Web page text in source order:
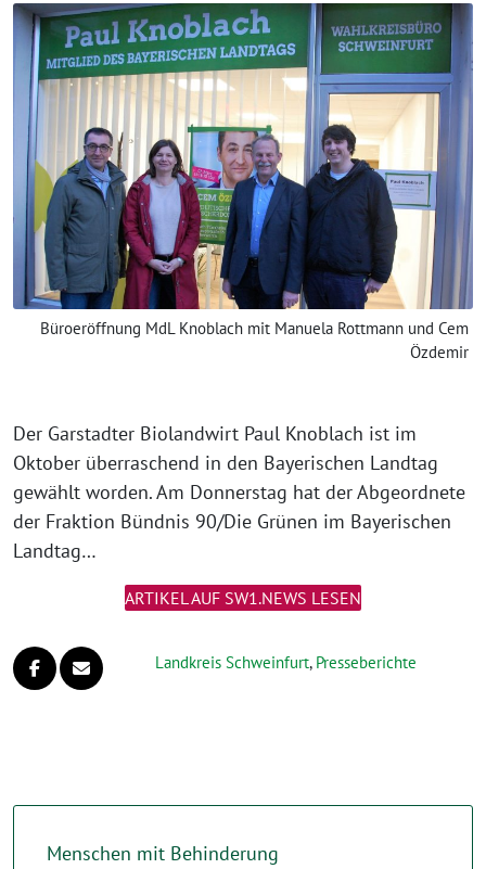
Büroeröffnung MdL Knoblach mit Manuela Rottmann und Cem
Özdemir
Der Garstadter Biolandwirt Paul Knoblach ist im
Oktober überraschend in den Bayerischen Landtag
gewählt worden. Am Donnerstag hat der Abgeordnete
der Fraktion Bündnis 90/Die Grünen im Bayerischen
Landtag…
ARTIKEL AUF SW1.NEWS LESEN
Landkreis Schweinfurt, Presseberichte
Menschen mit Behinderung